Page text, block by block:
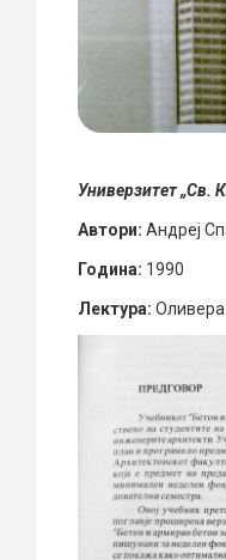
Универзитет „Св.
Автори: Андреј
Година: 1990
Лектура: